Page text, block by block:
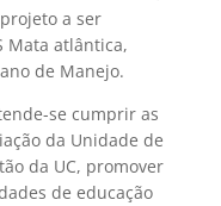
a ser
Mata atlântica,
de Manejo.
se cumprir as
da Unidade de
da UC, promover
de educação